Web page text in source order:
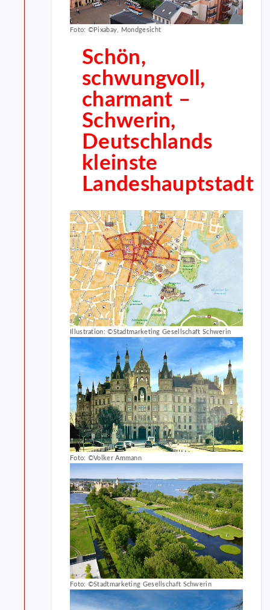
Foto: ©Pixabay, Mondgesicht
Schön,
schwungvoll,
charmant –
Schwerin,
Deutschlands
kleinste
Landeshauptstadt
Illustration: ©Stadtmarketing Gesellschaft Schwerin
Foto: ©Volker Ammann
Foto: ©Stadtmarketing Gesellschaft Schwerin